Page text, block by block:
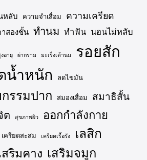
หลับ ความจำเสื่อม ความเครียด
สองชั้น ทำนม ทำฟัน นอนไม่หลับ
อายุ ผ่ากราม มะเร็งเต้านม รอยสัก
น้ำหนัก ลดไขมัน
รรมปาก สมองเสื่อม สมาธิสั้น
ต สุขภาพผิว ออกกำลังกาย
เครียดสะสม เครียดเรื้อรัง เลสิก
สริมคาง เสริมจมูก